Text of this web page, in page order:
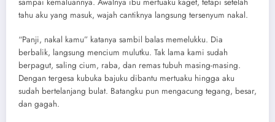
tahu aku yang masuk, wajah cantiknya langsung tersenyum nakal.
“Panji, nakal kamu” katanya sambil balas memelukku. Dia
berbalik, langsung mencium mulutku. Tak lama kami sudah
berpagut, saling cium, raba, dan remas tubuh masing-masing.
Dengan tergesa kubuka bajuku dibantu mertuaku hingga aku
sudah bertelanjang bulat. Batangku pun mengacung tegang, besar,
dan gagah.